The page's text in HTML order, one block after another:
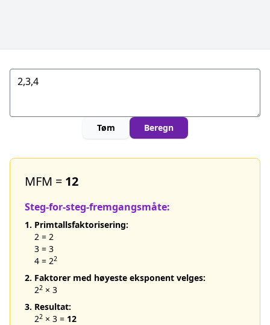
Tøm Beregn
MFM = 12
Steg-for-steg-fremgangsmåte:
1. Primtallsfaktorisering:
2 = 2
3 = 3
4 = 22
2. Faktorer med høyeste eksponent velges:
22 × 3
3. Resultat:
22 × 3 = 12